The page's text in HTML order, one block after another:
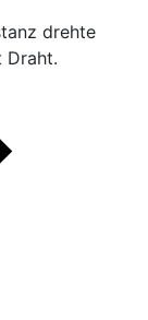
drehte
Draht.